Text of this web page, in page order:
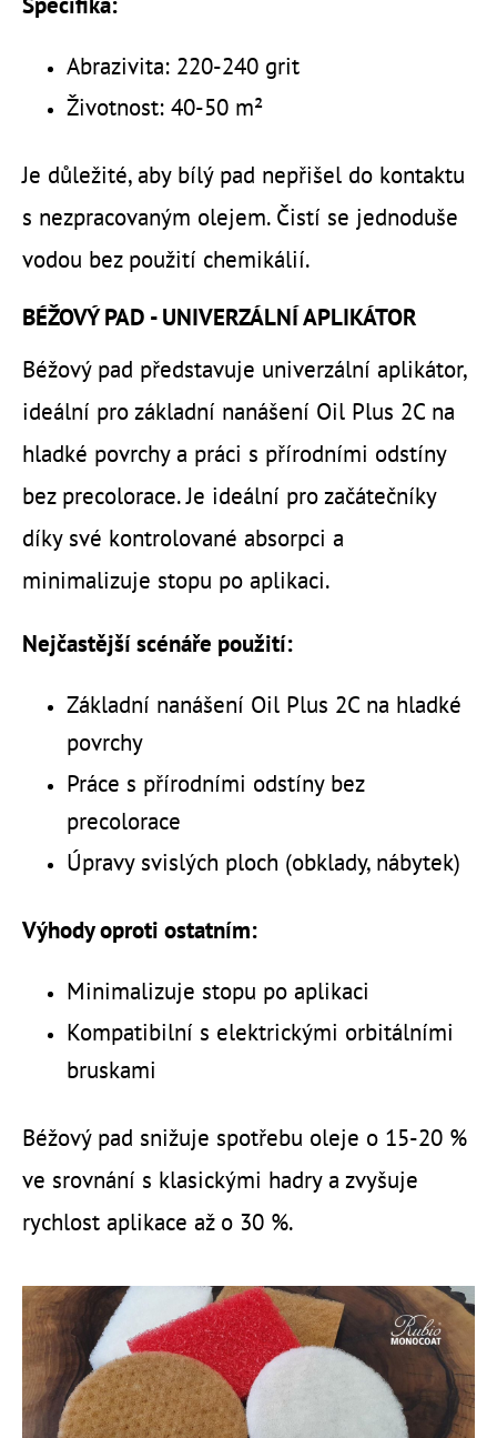
Abrazivita: 220-240 grit
Životnost: 40-50 m²
Je důležité, aby bílý pad nepřišel do kontaktu
s nezpracovaným olejem. Čistí se jednoduše
vodou bez použití chemikálií.
BÉŽOVÝ PAD - UNIVERZÁLNÍ APLIKÁTOR
Béžový pad představuje univerzální aplikátor,
ideální pro základní nanášení Oil Plus 2C na
hladké povrchy a práci s přírodními odstíny
bez precolorace. Je ideální pro začátečníky
díky své kontrolované absorpci a
minimalizuje stopu po aplikaci.
Nejčastější scénáře použití:
Základní nanášení Oil Plus 2C na hladké
povrchy
Práce s přírodními odstíny bez
precolorace
Úpravy svislých ploch (obklady, nábytek)
Výhody oproti ostatním:
Minimalizuje stopu po aplikaci
Kompatibilní s elektrickými orbitálními
bruskami
Béžový pad snižuje spotřebu oleje o 15-20 %
ve srovnání s klasickými hadry a zvyšuje
rychlost aplikace až o 30 %.